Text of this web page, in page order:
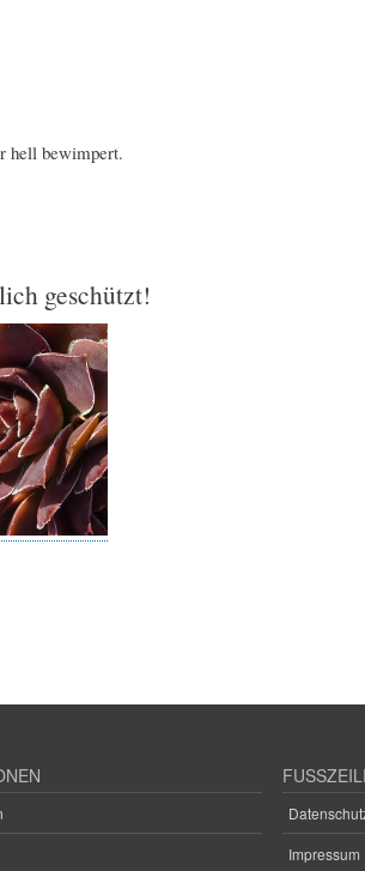
hell bewimpert.
geschützt!
Impressum